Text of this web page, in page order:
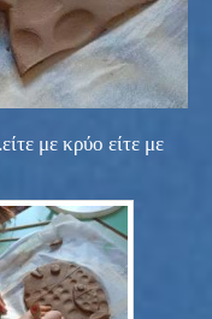
με κρύο είτε με